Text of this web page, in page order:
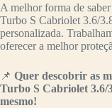
A melhor forma de
Turbo S Cabriolet 3.6/
personalizada.
oferecer a melhor
📌 Quer descobrir as
Turbo S Cabriolet 3.6/
mesmo!